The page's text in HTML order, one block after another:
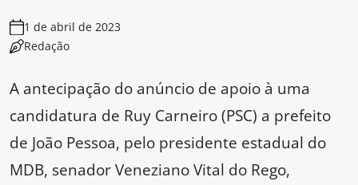
1 de abril de 2023
Redação
A antecipação do anúncio de apoio à uma
candidatura de Ruy Carneiro (PSC) a prefeito
de João Pessoa, pelo presidente estadual do
MDB, senador Veneziano Vital do Rego,